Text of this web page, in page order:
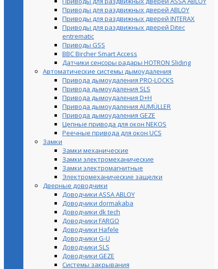
Приводы для раздвижных дверей ABLOY
Приводы для раздвижных дверей INTERAX
Приводы для раздвижных дверей Ditec
entrematic
Приводы GSS
BBC Bircher Smart Access
Датчики сенсоры радары HOTRON Sliding
Автоматические системы дымоудаления
Привода дымоудаления PRO-LOCKS
Привода дымоудаления SLS
Привода дымоудаления D+H
Привода дымоудаления AUMÜLLER
Привода дымоудаления GEZE
Цепные привода для окон NEKOS
Реечные привода для окон UСS
Замки
Замки механические
Замки электромеханические
Замки электромагнитные
Электромеханические защелки
Дверные доводчики
Доводчики ASSA ABLOY
Доводчики dormakaba
Доводчики dk tech
Доводчики FARGO
Доводчики Hafele
Доводчики G-U
Доводчики SLS
Доводчики GEZE
Cистемы закрывания